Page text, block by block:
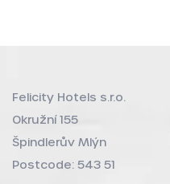
Felicity Hotels s.r.o.
Okružní 155
Špindlerův Mlýn
Postcode: 543 51